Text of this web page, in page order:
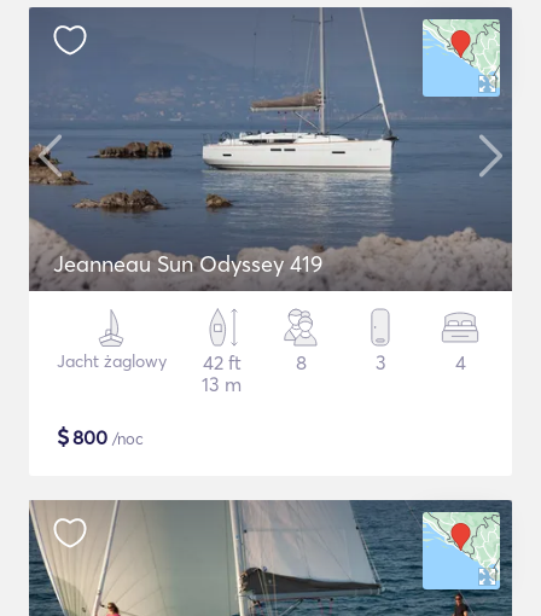
Jeanneau Sun Odyssey 419
Jacht żaglowy
42 ft
13 m
8 3 4
$800 /noc